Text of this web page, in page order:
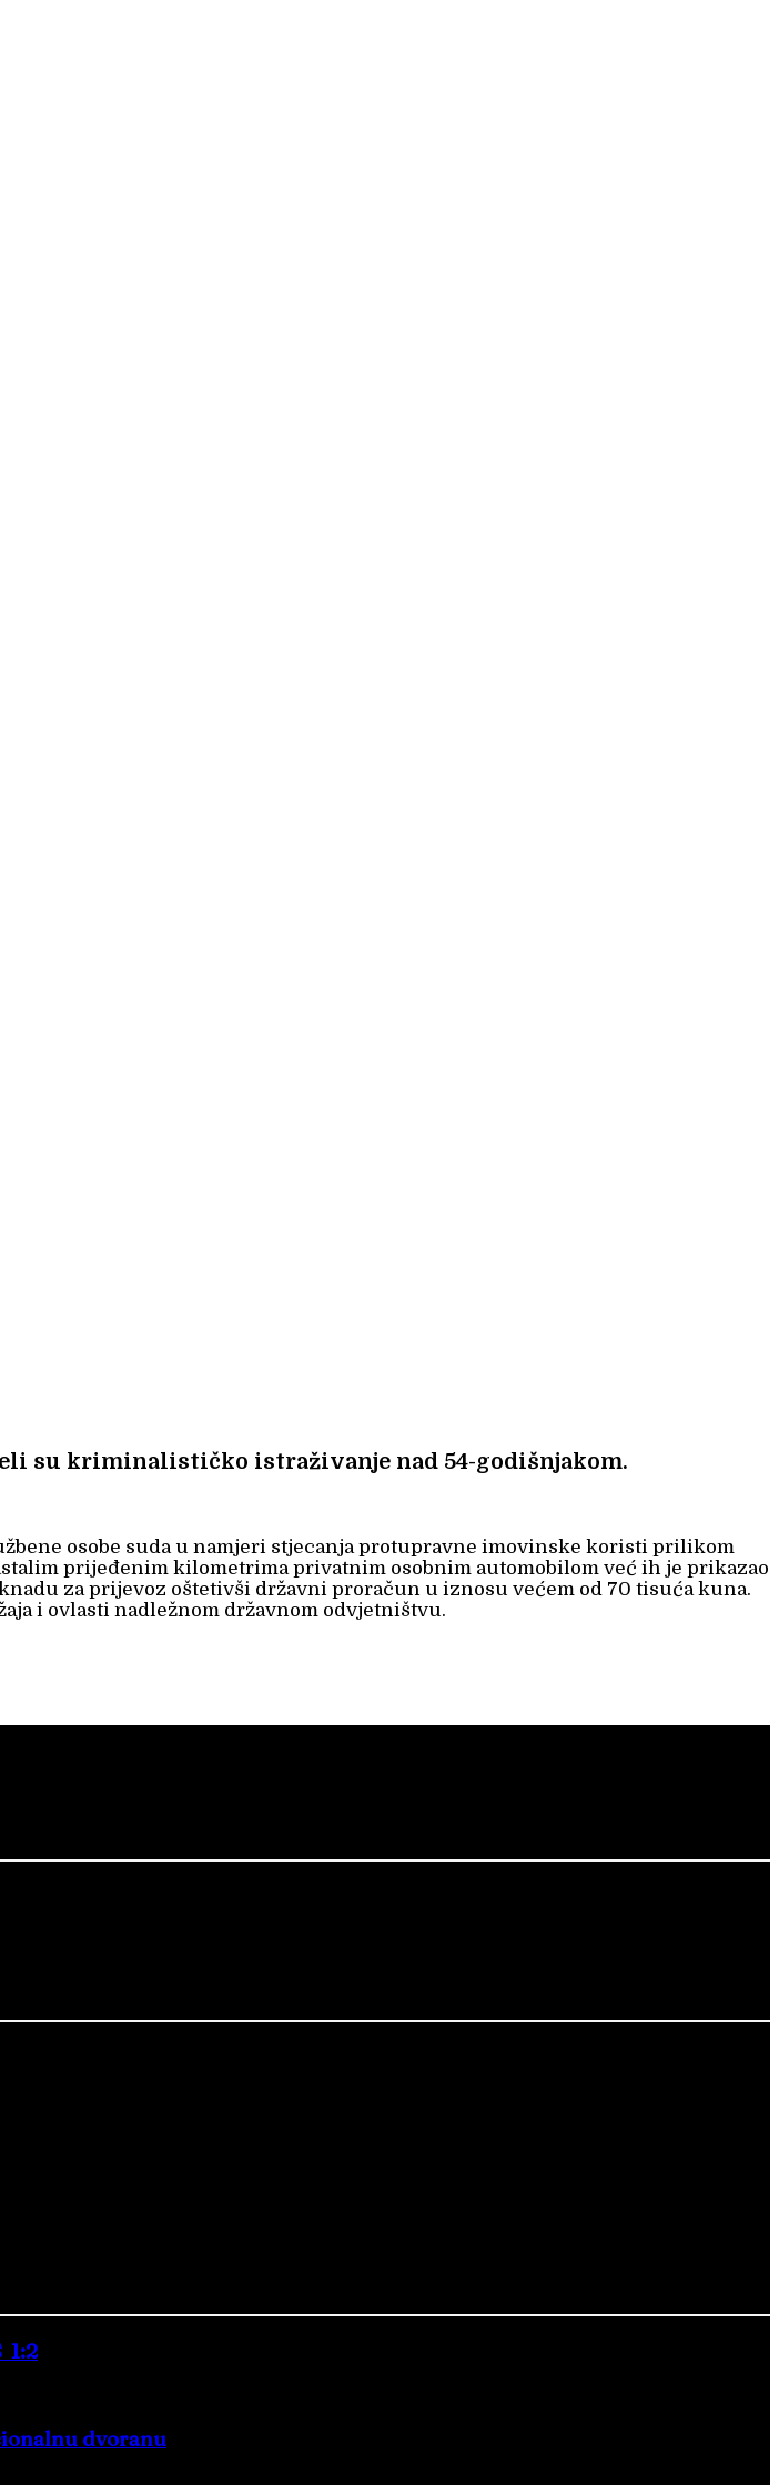
su kriminalističko istraživanje nad 54-godišnjakom.
osobe suda u namjeri stjecanja protupravne imovinske koristi prilikom
prijeđenim kilometrima privatnim osobnim automobilom već ih je prikazao
za prijevoz oštetivši državni proračun u iznosu većem od 70 tisuća kuna.
i ovlasti nadležnom državnom odvjetništvu.
1:2
dvoranu